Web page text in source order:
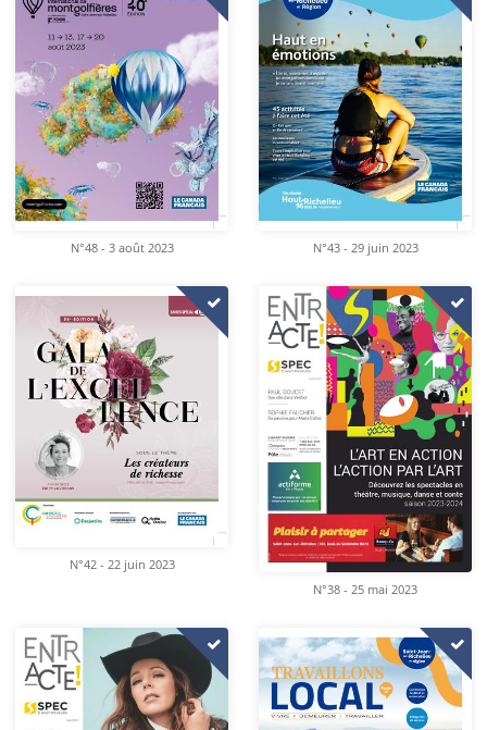
N°48 - 3 août 2023 N°43 - 29 juin 2023
N°42 - 22 juin 2023
N°38 - 25 mai 2023